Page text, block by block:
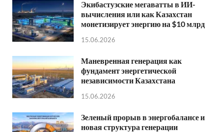
Экибастузские мегаватты в ИИ-
вычисления или как Казахстан
монетизирует энергию на $10 млрд
15.06.2026
Маневренная генерация как
фундамент энергетической
независимости Казахстана
15.06.2026
Зеленый прорыв в энергобалансе и
новая структура генерации